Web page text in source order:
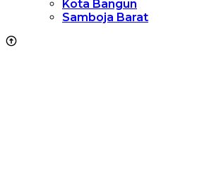
Kota Bangun
Samboja Barat